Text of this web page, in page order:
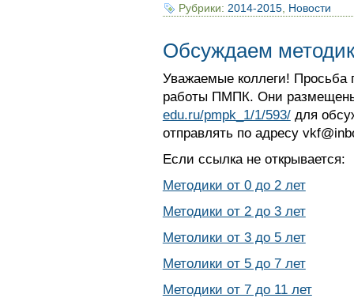
Рубрики: 2014-2015, Новости
Обсуждаем
Уважаемые коллеги! Просьба
работы ПМПК. Они
edu.ru/pmpk_1/1/593/для
отправлять по адресу
Если ссылка не открывается:
Методики от 0 до 2 лет
Методики от 2 до 3 лет
Метолики от 3 до 5 лет
Метолики от 5 до 7 лет
Методики от 7 до 11 лет